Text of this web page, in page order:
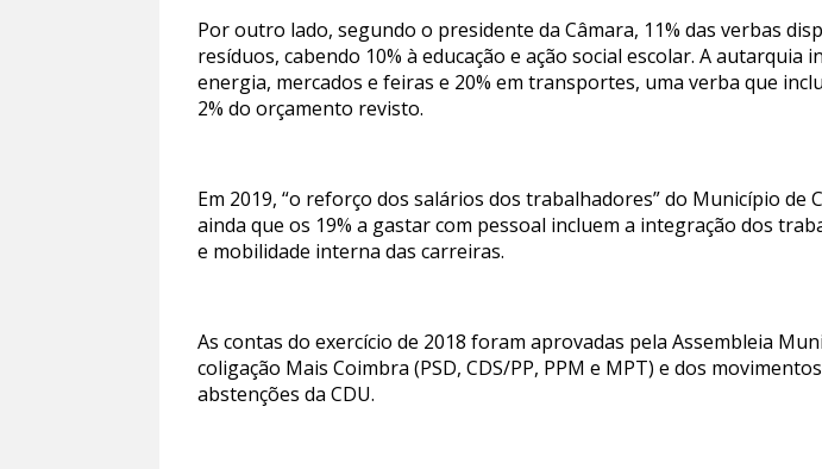
Por outro lado, segundo o presidente da Câmara, 11% das verbas
resíduos, cabendo 10% à educação e ação social escolar. A
energia, mercados e feiras e 20% em transportes, uma verba que
2% do orçamento revisto.
Em 2019, “o reforço dos salários dos trabalhadores” do Município
ainda que os 19% a gastar com pessoal incluem a integração dos
e mobilidade interna das carreiras.
As contas do exercício de 2018 foram aprovadas pela Assembleia
coligação Mais Coimbra (PSD, CDS/PP, PPM e MPT) e dos
abstenções da CDU.